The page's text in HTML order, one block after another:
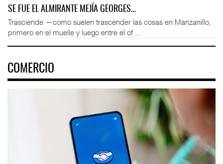
SE FUE EL ALMIRANTE MEJÍA GEORGES…
Trasciende —como suelen trascender las cosas en Manzanillo,
primero en el muelle y luego entre el of ...
COMERCIO